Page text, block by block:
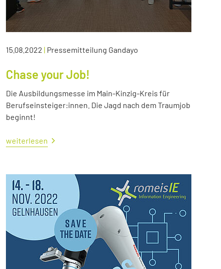
15.08.2022 | Pressemitteilung Gandayo
Chase your Job!
Die Ausbildungsmesse im Main-Kinzig-Kreis für
Berufseinsteiger:innen. Die Jagd nach dem Traumjob
beginnt!
weiterlesen